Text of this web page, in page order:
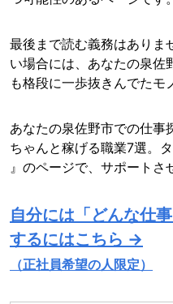
最後まで読む義務はありま
い場合には、あなたの泉佐
も格段に一歩抜きんでたモ
あなたの泉佐野市での仕事
ちゃんと稼げる職業7選。
』のページで、サポートさ
自分には「どんな仕
するにはこちら →
（正社員希望の人限定）